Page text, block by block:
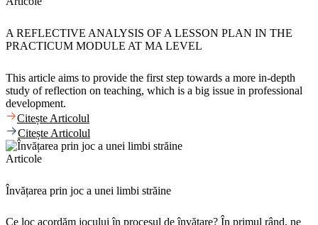
A REFLECTIVE ANALYSIS OF A LESSON PLAN IN THE
PRACTICUM MODULE AT MA LEVEL
This article aims to provide the first step towards a more in-depth
study of reflection on teaching, which is a big issue in professional
development.
Citește Articolul
Citește Articolul
Articole
Învățarea prin joc a unei limbi străine
Ce loc acordăm jocului în procesul de învățare? În primul rând, ne